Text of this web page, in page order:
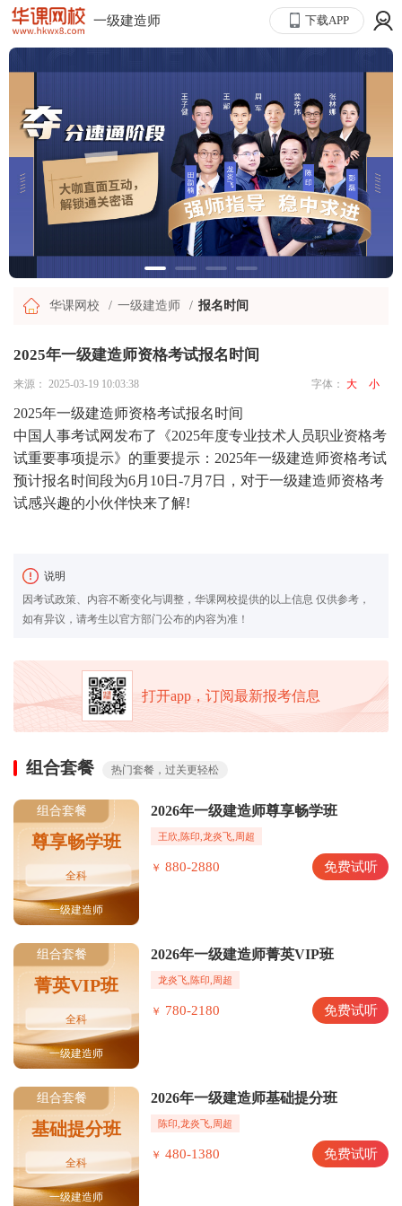
一级建造师 下载APP
华课网校 一级建造师 报名时间
2025年一级建造师资格考试报名时间
来源： 2025-03-19 10:03:38 字体： 大 小
2025年一级建造师资格考试报名时间
中国人事考试网发布了《2025年度专业技术人员职业资格考
试重要事项提示》的重要提示：2025年一级建造师资格考试
预计报名时间段为6月10日-7月7日，对于一级建造师资格考
试感兴趣的小伙伴快来了解!
说明
因考试政策、内容不断变化与调整，华课网校提供的以上信息 仅供参考，
如有异议，请考生以官方部门公布的内容为准！
打开app，订阅最新报考信息
组合套餐 热门套餐，过关更轻松
组合套餐
尊享畅学班
全科
一级建造师
2026年一级建造师尊享畅学班
王欣,陈印,龙炎飞,周超
￥ 880-2880 免费试听
组合套餐
菁英VIP班
全科
一级建造师
2026年一级建造师菁英VIP班
龙炎飞,陈印,周超
￥ 780-2180 免费试听
组合套餐
基础提分班
全科
一级建造师
2026年一级建造师基础提分班
陈印,龙炎飞,周超
￥ 480-1380 免费试听